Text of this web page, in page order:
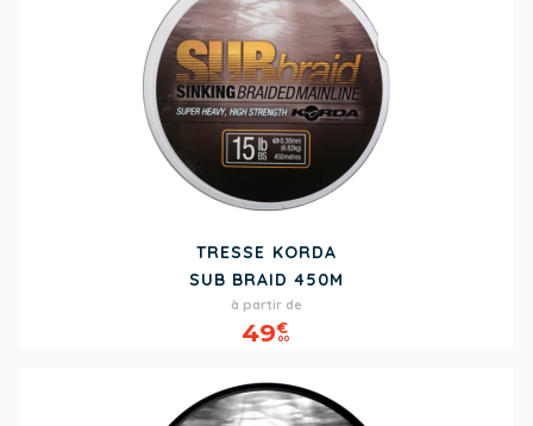
TRESSE KORDA
SUB BRAID 450M
Prix
à partir de
49€
00